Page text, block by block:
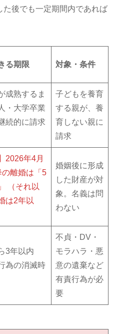
た後でも一定期間内であれば
る期限 対象・条件
成熟するま
・大学卒業
続的に請求
子どもを養育
する親が、養
育しない親に
請求
2026年4月
の離婚は「5
（それ以
は2年以
婚姻後に形成
した財産が対
象。名義は問
わない
3年以内
為の消滅時
不貞・DV・
モラハラ・悪
意の遺棄など
有責行為が必
要